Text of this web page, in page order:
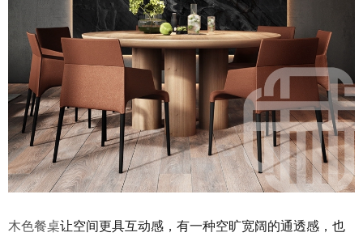
木色餐桌让空间更具互动感，有一种空旷宽阔的通透感，也